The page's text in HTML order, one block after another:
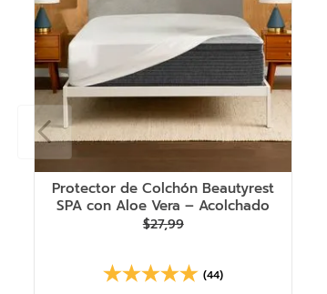
Protector de Colchón Beautyrest
SPA con Aloe Vera – Acolchado
$27,99
(44)